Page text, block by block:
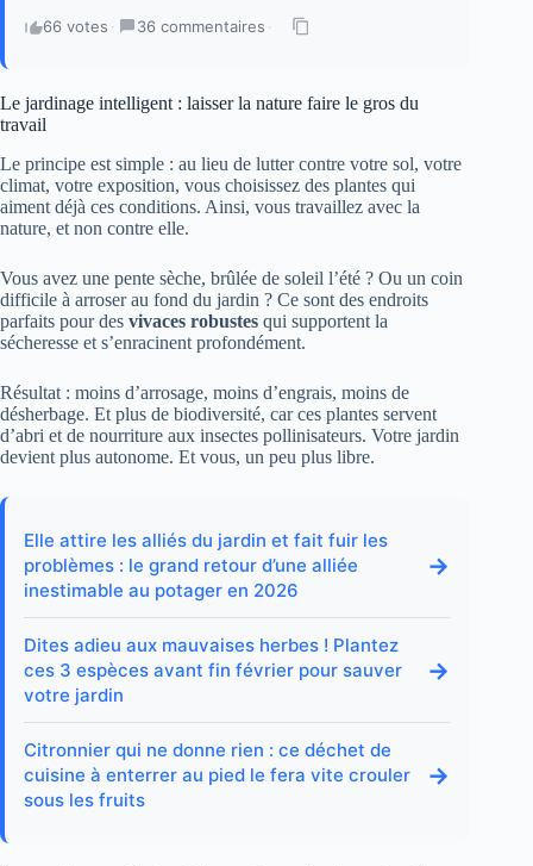
66 votes · 36 commentaires ·
Le jardinage intelligent : laisser la nature faire le gros du
travail
Le principe est simple : au lieu de lutter contre votre sol, votre
climat, votre exposition, vous choisissez des plantes qui
aiment déjà ces conditions. Ainsi, vous travaillez avec la
nature, et non contre elle.
Vous avez une pente sèche, brûlée de soleil l’été ? Ou un coin
difficile à arroser au fond du jardin ? Ce sont des endroits
parfaits pour des vivaces robustes qui supportent la
sécheresse et s’enracinent profondément.
Résultat : moins d’arrosage, moins d’engrais, moins de
désherbage. Et plus de biodiversité, car ces plantes servent
d’abri et de nourriture aux insectes pollinisateurs. Votre jardin
devient plus autonome. Et vous, un peu plus libre.
Elle attire les alliés du jardin et fait fuir les
problèmes : le grand retour d’une alliée
inestimable au potager en 2026
→
Dites adieu aux mauvaises herbes ! Plantez
ces 3 espèces avant fin février pour sauver
votre jardin
→
Citronnier qui ne donne rien : ce déchet de
cuisine à enterrer au pied le fera vite crouler
sous les fruits
→